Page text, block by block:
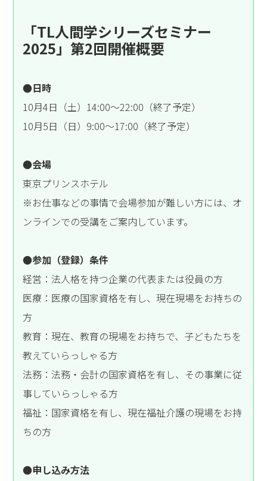
「TL人間学シリーズセミナー
2025」第2回開催概要
●日時
10月4日（土）14:00～22:00（終了予定）
10月5日（日）9:00～17:00（終了予定）
●会場
東京プリンスホテル
※お仕事などの事情で会場参加が難しい方には、オ
ンラインでの受講をご案内しています。
●参加（登録）条件
経営：法人格を持つ企業の代表または役員の方
医療：医療の国家資格を有し、現在現場をお持ちの
方
教育：現在、教育の現場をお持ちで、子どもたちを
教えていらっしゃる方
法務：法務・会計の国家資格を有し、その事業に従
事していらっしゃる方
福祉：国家資格を有し、現在福祉介護の現場をお持
ちの方
●申し込み方法